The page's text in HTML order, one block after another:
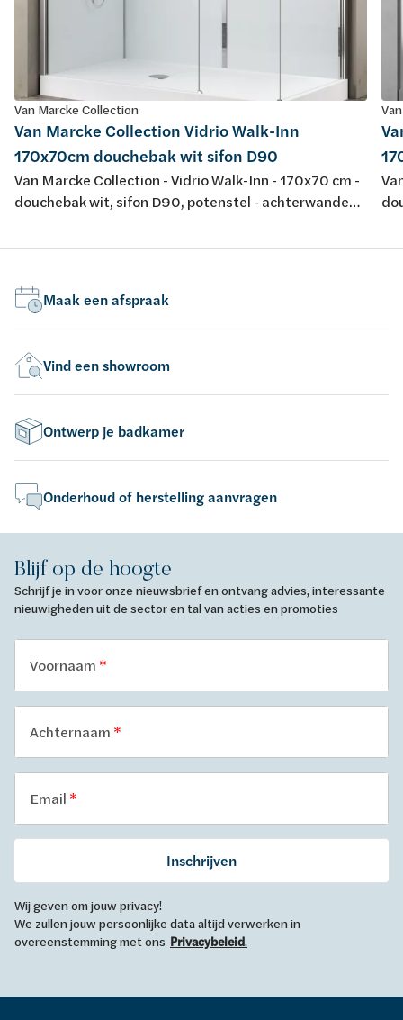
Van Marcke Collection
Van Marcke Collection Vidrio Walk-Inn
170x70cm douchebak wit sifon D90
Van Marcke Collection - Vidrio Walk-Inn - 170x70 cm -
douchebak wit, sifon D90, potenstel - achterwanden
matchroom - H195cm - opbouwtherm, handsproeier,
Maak een afspraak
Vind een showroom
Ontwerp je badkamer
Onderhoud of herstelling aanvragen
Blijf op de hoogte
Schrijf je in voor onze nieuwsbrief en ontvang advies, interessante
nieuwigheden uit de sector en tal van acties en promoties
Voornaam
Achternaam
Email
Inschrijven
Wij geven om jouw privacy!
We zullen jouw persoonlijke data altijd verwerken in
overeenstemming met ons Privacybeleid.